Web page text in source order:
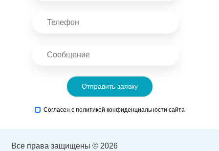
Отправить заявку
Согласен с политикой конфиденциальности сайта
Все права защищены © 2026